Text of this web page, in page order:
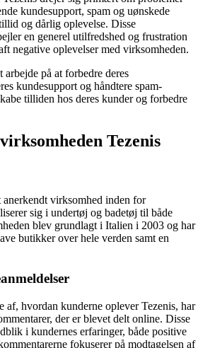
kundesupport, spam og uønskede
og dårlig oplevelse. Disse
en generel utilfredshed og frustration
negative oplevelser med virksomheden.
på at forbedre deres
kundesupport og håndtere spam-
tilliden hos deres kunder og forbedre
Tezenis
anerkendt virksomhed inden for
sig i undertøj og badetøj til både
blev grundlagt i Italien i 2003 og har
butikker over hele verden samt en
af, hvordan kunderne oplever Tezenis, har
der er blevet delt online. Disse
i kundernes erfaringer, både positive
fokuserer på modtagelsen af